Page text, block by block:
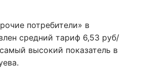
потребители» в
средний тариф 6,53 руб/
высокий показатель в